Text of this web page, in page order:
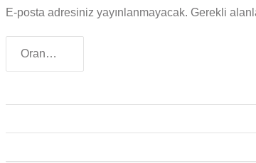
E-posta adresiniz yayınlanmayacak. Gerekli